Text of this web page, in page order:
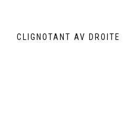
CLIGNOTANT AV DROITE